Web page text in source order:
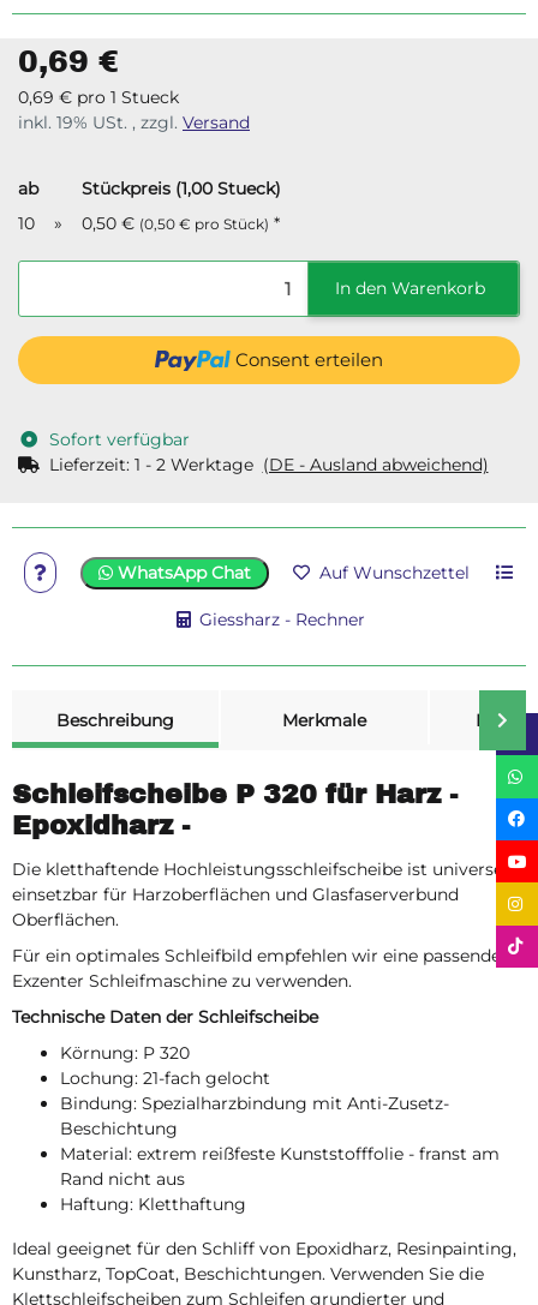
0,69 €
0,69 € pro 1 Stueck
inkl. 19% USt. , zzgl. Versand
ab
Stückpreis (1,00 Stueck)
10
» 0,50 € (0,50 € pro Stück) *
In den Warenkorb
Consent erteilen
Sofort verfügbar
Lieferzeit: 1 - 2 Werktage (DE - Ausland abweichend)
WhatsApp Chat Auf Wunschzettel
Giessharz - Rechner
Beschreibung
Merkmale
Schleifscheibe P 320 für Harz -
Epoxidharz -
Die kletthaftende Hochleistungsschleifscheibe ist universell
einsetzbar für Harzoberflächen und Glasfaserverbund
Oberflächen.
Für ein optimales Schleifbild empfehlen wir eine passende
Exzenter Schleifmaschine zu verwenden.
Technische Daten der Schleifscheibe
Körnung: P 320
Lochung: 21-fach gelocht
Bindung: Spezialharzbindung mit Anti-Zusetz-
Beschichtung
Material: extrem reißfeste Kunststofffolie - franst am
Rand nicht aus
Haftung: Kletthaftung
Ideal geeignet für den Schliff von Epoxidharz, Resinpainting,
Kunstharz, TopCoat, Beschichtungen. Verwenden Sie die
Klettschleifscheiben zum Schleifen grundierter und